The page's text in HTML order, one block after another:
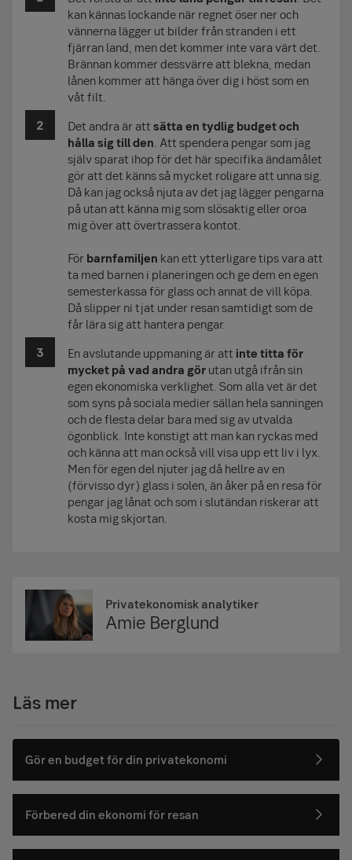
kan kännas lockande när regnet öser ner och
vännerna lägger ut bilder från stranden i ett
fjärran land, men det kommer inte vara värt det.
Brännan kommer dessvärre att blekna, medan
lånen kommer att hänga över dig i höst som en
våt filt.
Det andra är attsätta en tydlig budget och
hålla sig till den . Att spendera pengar som jag
själv sparat ihop för det här specifika ändamålet
gör att det känns så mycket roligare att unna sig.
Då kan jag också njuta av det jag lägger pengarna
på utan att känna mig som slösaktig eller oroa
mig över att övertrassera kontot.
För barnfamiljen kan ett ytterligare tips vara att
ta med barnen i planeringen och ge dem en egen
semesterkassa för glass och annat de vill köpa.
Då slipper ni tjat under resan samtidigt som de
får lära sig att hantera pengar.
En avslutande uppmaning är att inte titta för
mycket på vad andra gör utan utgå ifrån sin
egen ekonomiska verklighet. Som alla vet är det
som syns på sociala medier sällan hela sanningen
och de flesta delar bara med sig av utvalda
ögonblick. Inte konstigt att man kan ryckas med
och känna att man också vill visa upp ett liv i lyx.
Men för egen del njuter jag då hellre av en
(förvisso dyr) glass i solen, än åker på en resa för
pengar jag lånat och som i slutändan riskerar att
kosta mig skjortan.
Privatekonomisk analytiker
Amie Berglund
Läs mer
Gör en budget för din privatekonomi
Förbered din ekonomi för resan